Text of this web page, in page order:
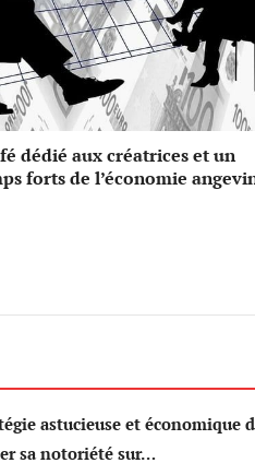
dédié aux créatrices et un
forts de l’économie
astucieuse et économique
sa notoriété sur…